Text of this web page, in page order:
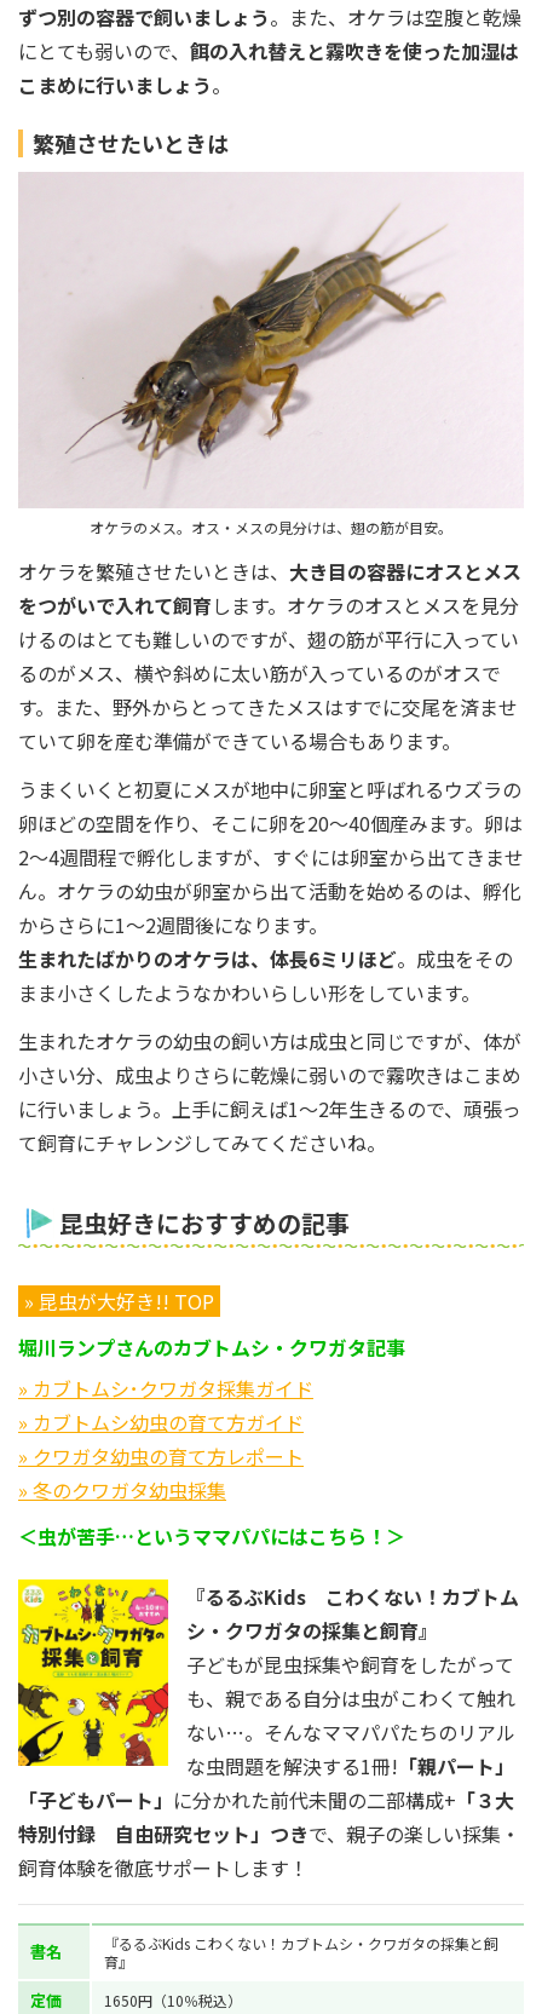
ずつ別の容器で飼いましょう。また、オケラは空腹と乾燥
にとても弱いので、 餌の入れ替えと霧吹きを使った加湿は
こまめに行いましょう。
繁殖させたいときは
オケラのメス。オス・メスの見分けは、翅の筋が目安。
オケラを繁殖させたいときは、 大き目の容器にオスとメス
をつがいで入れて飼育します。オケラのオスとメスを見分
けるのはとても難しいのですが、翅の筋が平行に入ってい
るのがメス、横や斜めに太い筋が入っているのがオスで
す。また、野外からとってきたメスはすでに交尾を済ませ
ていて卵を産む準備ができている場合もあります。
うまくいくと初夏にメスが地中に卵室と呼ばれるウズラの
卵ほどの空間を作り、そこに卵を20～40個産みます。卵は
2～4週間程で孵化しますが、すぐには卵室から出てきませ
ん。オケラの幼虫が卵室から出て活動を始めるのは、孵化
からさらに1～2週間後になります。
生まれたばかりのオケラは、体長6ミリほど。成虫をその
まま小さくしたようなかわいらしい形をしています。
生まれたオケラの幼虫の飼い方は成虫と同じですが、体が
小さい分、成虫よりさらに乾燥に弱いので霧吹きはこまめ
に行いましょう。上手に飼えば1～2年生きるので、頑張っ
て飼育にチャレンジしてみてくださいね。
昆虫好きにおすすめの記事
» 昆虫が大好き!! TOP
堀川ランプさんのカブトムシ・クワガタ記事
» カブトムシ･クワガタ採集ガイド
» カブトムシ幼虫の育て方ガイド
» クワガタ幼虫の育て方レポート
» 冬のクワガタ幼虫採集
＜虫が苦手…というママパパにはこちら！＞
『るるぶKids こわくない！カブトム
シ・クワガタの採集と飼育』
子どもが昆虫採集や飼育をしたがって
も、親である自分は虫がこわくて触れ
ない…。そんなママパパたちのリアル
な虫問題を解決する1冊! 「親パート」
「子どもパート」 に分かれた前代未聞の二部構成+ 「３大
特別付録 自由研究セット」つきで、親子の楽しい採集・
飼育体験を徹底サポートします！
書名
『るるぶKids こわくない！カブトムシ・クワガタの採集と飼
育』
定価 1650円（10％税込）